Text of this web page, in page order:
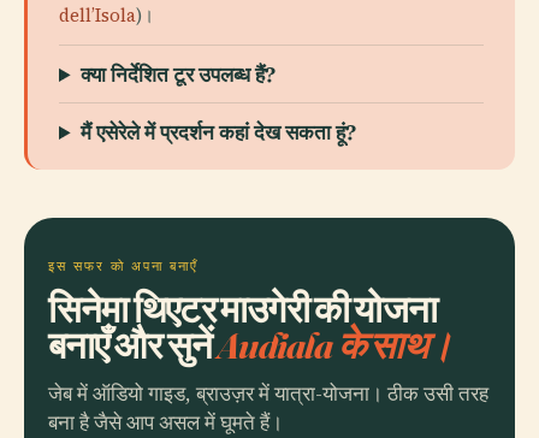
dell’Isola)।
क्या निर्देशित टूर उपलब्ध हैं?
मैं एसेरेले में प्रदर्शन कहां देख सकता हूं?
इस सफर को अपना बनाएँ
सिनेमा थिएटर माउगेरी की योजना
बनाएँ और सुनेंAudiala के साथ।
जेब में ऑडियो गाइड, ब्राउज़र में यात्रा-योजना। ठीक उसी तरह
बना है जैसे आप असल में घूमते हैं।